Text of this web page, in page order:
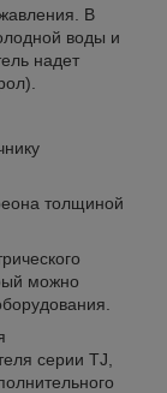
В
воды и
надет
толщиной
можно
серии TJ,